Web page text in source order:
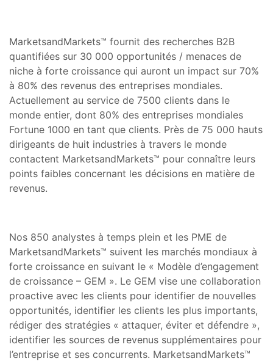
MarketsandMarkets™ fournit des recherches B2B
quantifiées sur 30 000 opportunités / menaces de
niche à forte croissance qui auront un impact sur 70%
à 80% des revenus des entreprises mondiales.
Actuellement au service de 7500 clients dans le
monde entier, dont 80% des entreprises mondiales
Fortune 1000 en tant que clients. Près de 75 000 hauts
dirigeants de huit industries à travers le monde
contactent MarketsandMarkets™ pour connaître leurs
points faibles concernant les décisions en matière de
revenus.
Nos 850 analystes à temps plein et les PME de
MarketsandMarkets™ suivent les marchés mondiaux à
forte croissance en suivant le « Modèle d’engagement
de croissance – GEM ». Le GEM vise une collaboration
proactive avec les clients pour identifier de nouvelles
opportunités, identifier les clients les plus importants,
rédiger des stratégies « attaquer, éviter et défendre »,
identifier les sources de revenus supplémentaires pour
l’entreprise et ses concurrents. MarketsandMarkets™